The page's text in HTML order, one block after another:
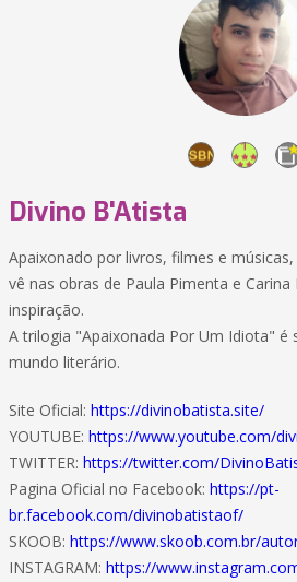
Divino B'Atista
Apaixonado por livros, filmes e
vê nas obras de Paula Pimenta e
inspiração.
A trilogia "Apaixonada Por Um Idiota" é
mundo literário.
Site Oficial: https://divinobatista.site/
YOUTUBE: https://www.youtube.com/
TWITTER: https://twitter.com/
Pagina Oficial no Facebook: https://pt-
br.facebook.com/divinobatistaof/
SKOOB: https://www.skoob.com.br/
INSTAGRAM: https://